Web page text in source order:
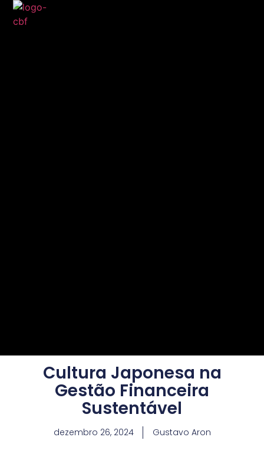
Cultura Japonesa na
Gestão Financeira
Sustentável
dezembro 26, 2024 Gustavo Aron